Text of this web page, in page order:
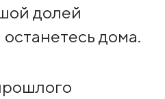
долей
дома.